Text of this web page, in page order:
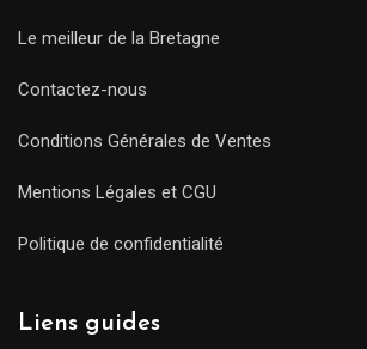
Le meilleur de la Bretagne
Contactez-nous
Conditions Générales de Ventes
Mentions Légales et CGU
Politique de confidentialité
Liens guides